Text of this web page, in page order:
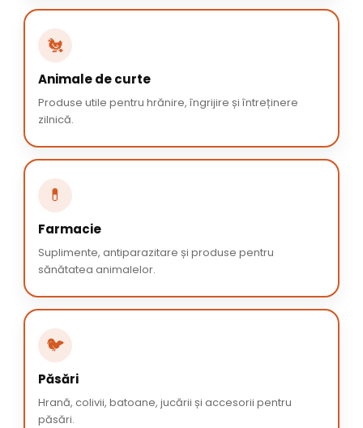
🐔
Animale de curte
Produse utile pentru hrănire, îngrijire și întreținere
zilnică.
💊
Farmacie
Suplimente, antiparazitare și produse pentru
sănătatea animalelor.
🐦
Păsări
Hrană, colivii, batoane, jucării și accesorii pentru
păsări.